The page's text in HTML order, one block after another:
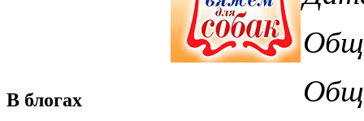
В блогах